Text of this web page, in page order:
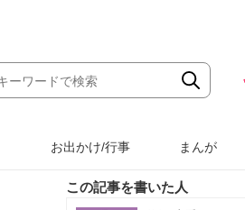
お出かけ/行事 まんが
この記事を書いた人